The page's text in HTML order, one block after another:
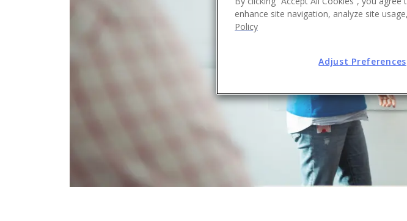
enhance site navigation, analyze site
Policy
Adjust Preferences